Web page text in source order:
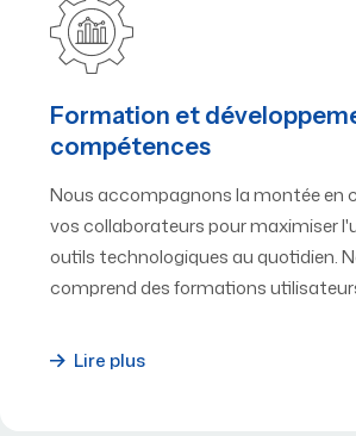
Formation et
compétences
Nous accompagnons la montée en
vos collaborateurs pour maximiser
outils technologiques au quotidien.
comprend des formations
Lire plus